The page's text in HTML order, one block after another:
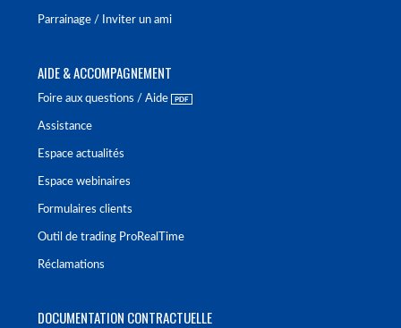
Parrainage / Inviter un ami
AIDE & ACCOMPAGNEMENT
Foire aux questions / Aide
Assistance
Espace actualités
Espace webinaires
Formulaires clients
Outil de trading ProRealTime
Réclamations
DOCUMENTATION CONTRACTUELLE